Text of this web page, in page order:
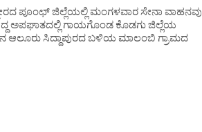
ಪೂಂಛ್ ಜಿಲ್ಲೆಯಲ್ಲಿ ಮಂಗಳವಾರ ಸೇನಾ ವಾಹನವು
ಅಪಘಾತದಲ್ಲಿ ಗಾಯಗೊಂಡ ಕೊಡಗು ಜಿಲ್ಲೆಯ
ಆಲೂರು ಸಿದ್ದಾಪುರದ ಬಳಿಯ ಮಾಲಂಬಿ ಗ್ರಾಮದ